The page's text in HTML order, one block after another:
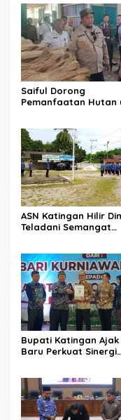
Saiful Dorong
Pemanfaatan Hutan
ASN Katingan Hilir
Teladani Semangat
Bupati Katingan
Baru Perkuat Sinergi